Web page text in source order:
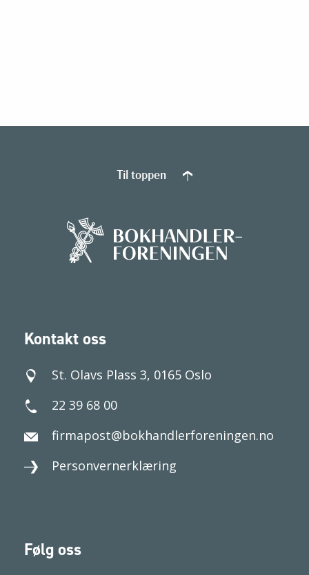
Kontakt oss
St. Olavs Plass 3, 0165 Oslo
22 39 68 00
firmapost@bokhandlerforeningen.no
Personvernerklæring
Følg oss
Til toppen